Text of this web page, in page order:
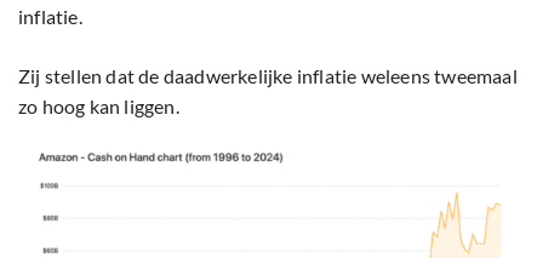
inflatie.
Zij stellen dat de daadwerkelijke inflatie weleens tweemaal
zo hoog kan liggen.